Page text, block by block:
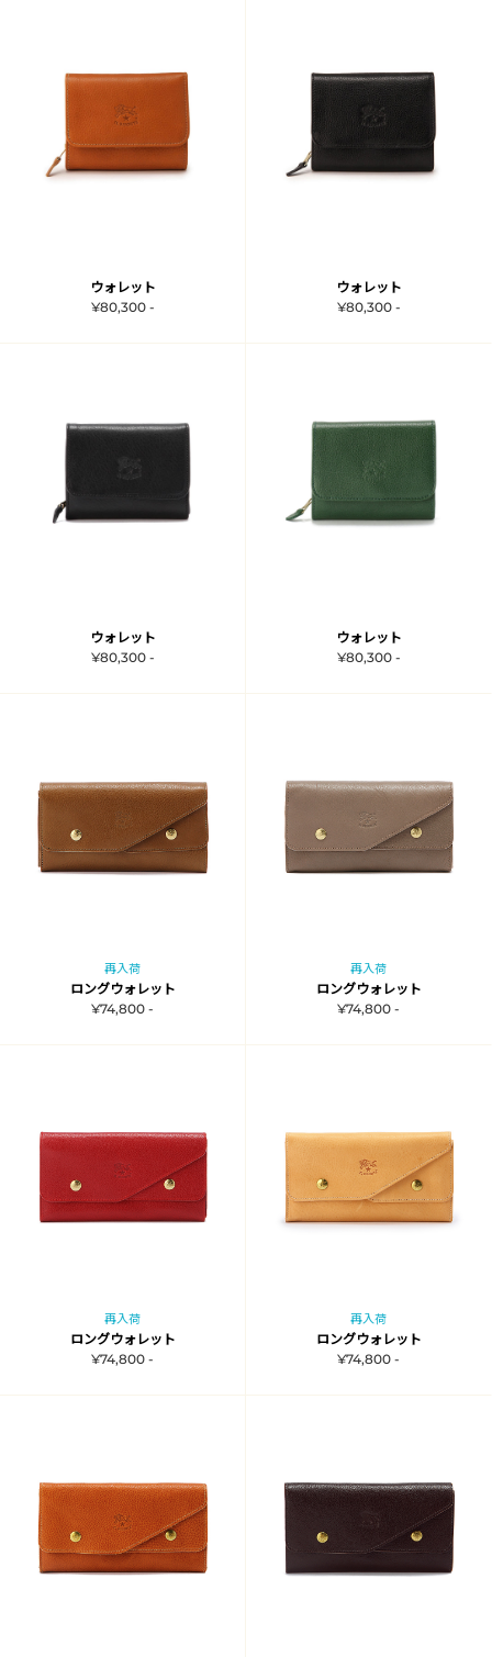
ウォレット
¥80,300 -
ウォレット
¥80,300 -
ウォレット
¥80,300 -
ウォレット
¥80,300 -
再入荷
ロングウォレット
¥74,800 -
再入荷
ロングウォレット
¥74,800 -
再入荷
ロングウォレット
¥74,800 -
再入荷
ロングウォレット
¥74,800 -